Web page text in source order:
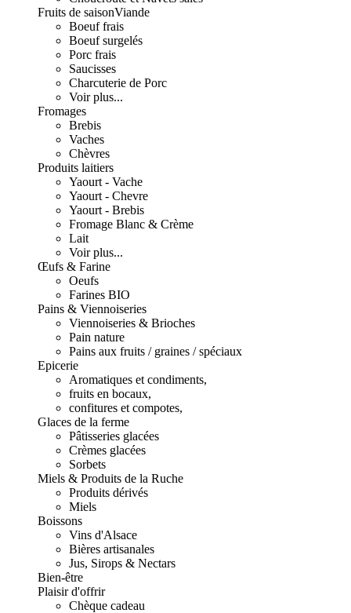
Fruits de saisonViande
Boeuf frais
Boeuf surgelés
Porc frais
Saucisses
Charcuterie de Porc
Voir plus...
Fromages
Brebis
Vaches
Chèvres
Produits laitiers
Yaourt - Vache
Yaourt - Chevre
Yaourt - Brebis
Fromage Blanc & Crème
Lait
Voir plus...
Œufs & Farine
Oeufs
Farines BIO
Pains & Viennoiseries
Viennoiseries & Brioches
Pain nature
Pains aux fruits / graines / spéciaux
Epicerie
Aromatiques et condiments,
fruits en bocaux,
confitures et compotes,
Glaces de la ferme
Pâtisseries glacées
Crèmes glacées
Sorbets
Miels & Produits de la Ruche
Produits dérivés
Miels
Boissons
Vins d'Alsace
Bières artisanales
Jus, Sirops & Nectars
Bien-être
Plaisir d'offrir
Chèque cadeau